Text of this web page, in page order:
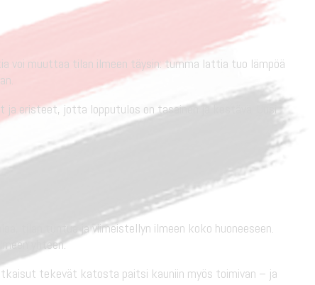
voi muuttaa tilan ilmeen täysin: tumma lattia tuo lämpöä
eristeet, jotta lopputulos on tasainen ja kestävä. Uusi
tilan tuntua ja viimeistellyn ilmeen koko huoneeseen.
yhteen.
tekevät katosta paitsi kauniin myös toimivan – ja